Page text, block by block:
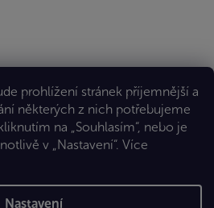
prohlížení stránek příjemnější a
některých z nich potřebujeme
na „Souhlasím“, nebo je
v „Nastavení“. Více
Nastavení
Shoptet Premium